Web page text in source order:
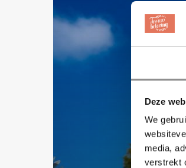
Deze
We
media,
verstrekt